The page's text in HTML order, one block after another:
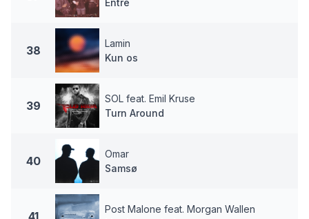
Entré
38
Lamin
Kun os
39
SOL feat. Emil Kruse
Turn Around
40
Omar
Samsø
41
Post Malone feat. Morgan Wallen